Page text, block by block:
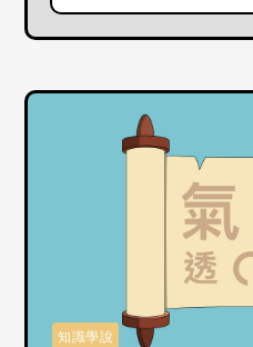
知識學說